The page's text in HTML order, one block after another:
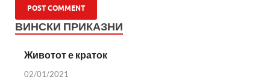
ВИНСКИ ПРИКАЗНИ
Животот е краток
02/01/2021